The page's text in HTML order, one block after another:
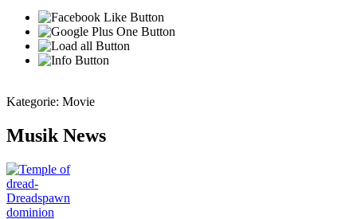
Kategorie: Movie
Musik News